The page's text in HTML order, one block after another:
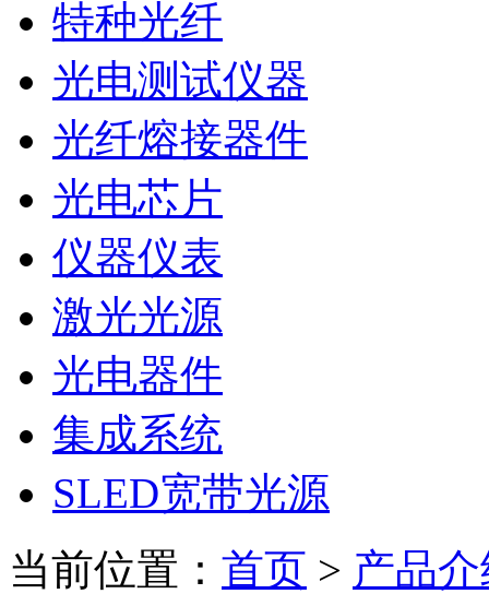
特种光纤
光电测试仪器
光纤熔接器件
光电芯片
仪器仪表
激光光源
光电器件
集成系统
SLED宽带光源
当前位置： 首页 > 产品